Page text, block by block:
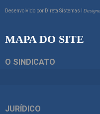
Desenvolvido por Direta Sistemas I
MAPA DO SITE
O SINDICATO
JURÍDICO